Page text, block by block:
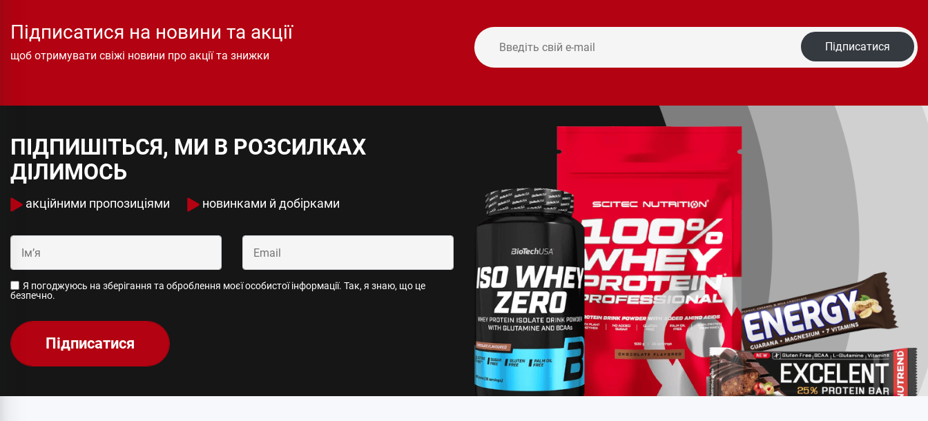
Підписатися на новини та акції
щоб отримувати свіжі новини про акції та знижки
Підписатися
ПІДПИШІТЬСЯ, МИ В РОЗСИЛКАХ
ДІЛИМОСЬ
акційними пропозиціями новинками й добірками
Я погоджуюсь на зберігання та оброблення моєї особистої інформації. Так, я знаю, що це
безпечно.
Підписатися